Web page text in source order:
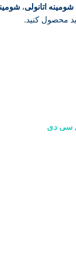
شومینه اتانولی،
محصول کنید.
سی دی